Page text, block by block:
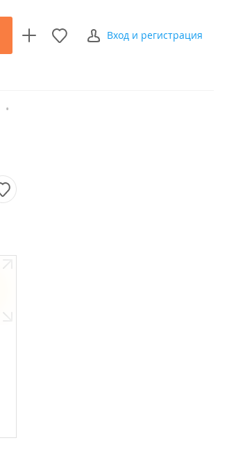
Вход и регистрация